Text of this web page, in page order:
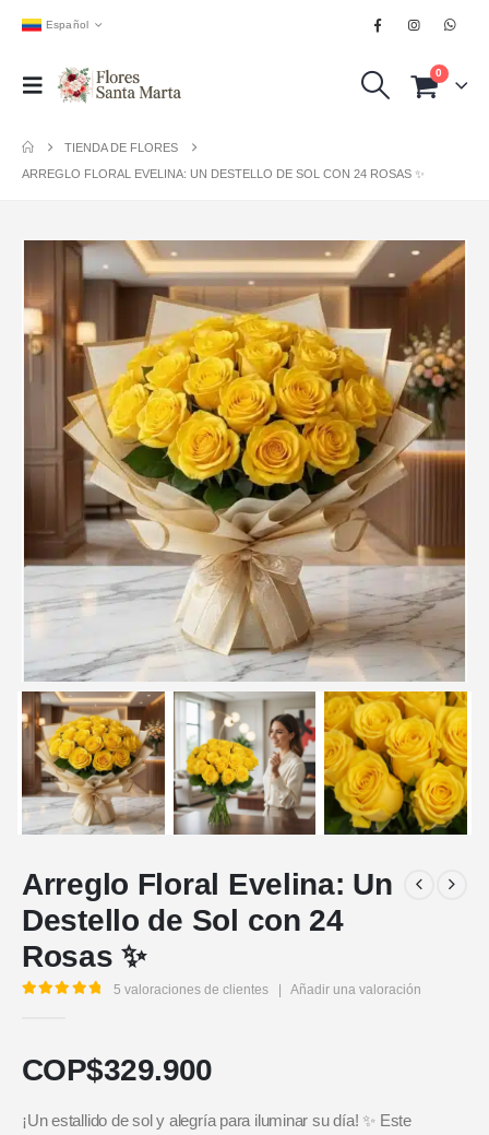
Español
0
TIENDA DE FLORES
ARREGLO FLORAL EVELINA: UN DESTELLO DE SOL CON 24 ROSAS ✨
Arreglo Floral Evelina: Un
Destello de Sol con 24
Rosas ✨
5 valoraciones de clientes Añadir una valoración
COP$329.900
¡Un estallido de sol y alegría para iluminar su día! ✨ Este